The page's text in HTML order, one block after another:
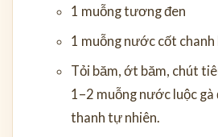
1 muỗng tương đen
1 muỗng nước cốt chanh
Tỏi băm, ớt băm, chút
1–2 muỗng nước luộc
thanh tự nhiên.